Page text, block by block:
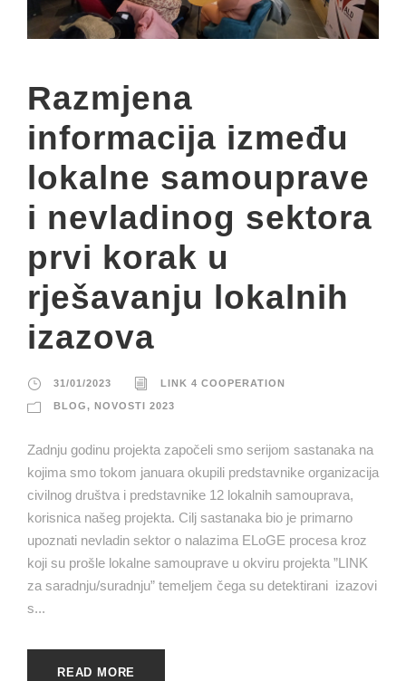
Razmjena
informacija između
lokalne samouprave
i nevladinog sektora
prvi korak u
rješavanju lokalnih
izazova
31/01/2023 LINK 4 COOPERATION
BLOG, NOVOSTI 2023
Zadnju godinu projekta započeli smo serijom sastanaka na
kojima smo tokom januara okupili predstavnike organizacija
civilnog društva i predstavnike 12 lokalnih samouprava,
korisnica našeg projekta. Cilj sastanaka bio je primarno
upoznati nevladin sektor o nalazima ELoGE procesa kroz
koji su prošle lokalne samouprave u okviru projekta ”LINK
za saradnju/suradnju” temeljem čega su detektirani izazovi
s...
READ MORE